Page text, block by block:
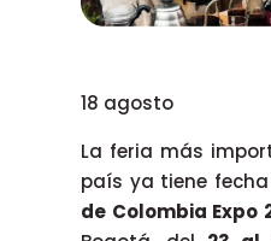
18 agosto
La feria más
país ya tiene
de Colombia Expo